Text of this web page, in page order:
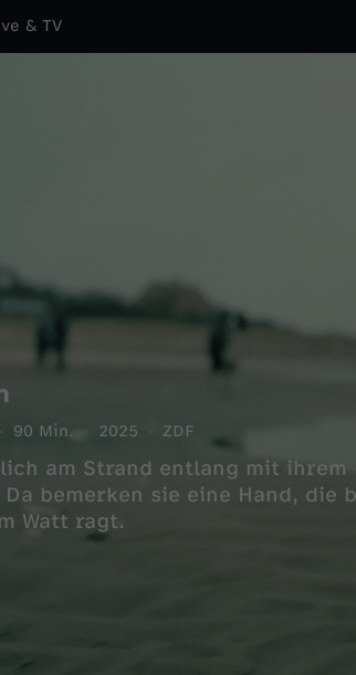
& TV
90 Min. 2025 ZDF
am Strand entlang mit ihrem
bemerken sie eine Hand, die
Watt ragt.